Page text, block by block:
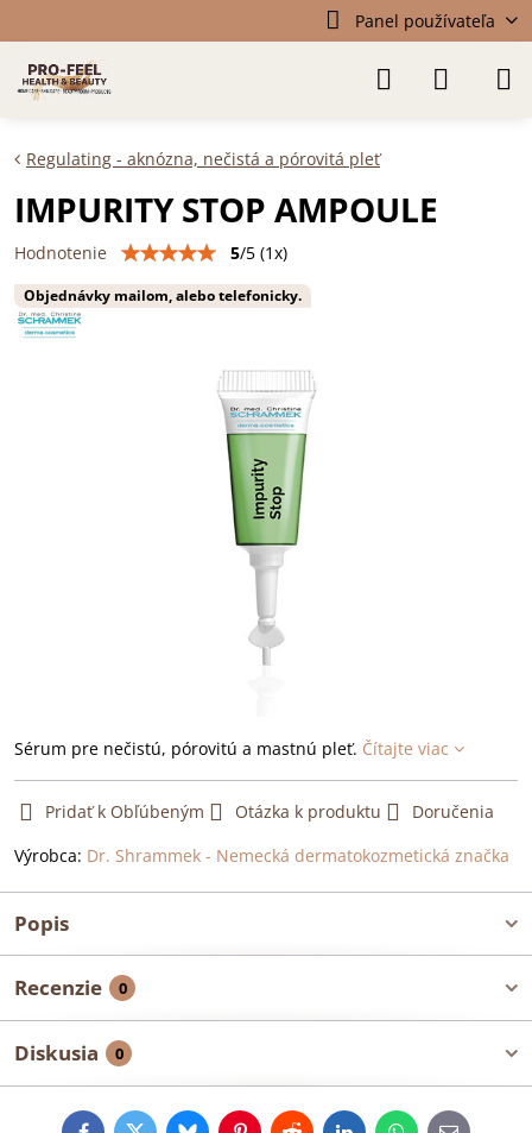
Panel používateľa
Objednávky mailom, alebo telefonicky.
Regulating - aknózna, nečistá a pórovitá pleť
IMPURITY STOP AMPOULE
Hodnotenie 5/5 (1x)
Sérum pre nečistú, pórovitú a mastnú pleť. Čítajte viac
Pridať k Obľúbeným Otázka k produktu
Doručenia
Výrobca: Dr. Shrammek - Nemecká dermatokozmetická značka
Popis
Recenzie 0
Diskusia 0